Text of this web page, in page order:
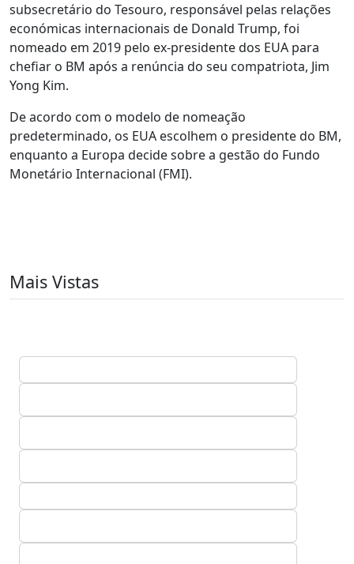
subsecretário do Tesouro, responsável pelas relações
económicas internacionais de Donald Trump, foi
nomeado em 2019 pelo ex-presidente dos EUA para
chefiar o BM após a renúncia do seu compatriota, Jim
Yong Kim.
De acordo com o modelo de nomeação
predeterminado, os EUA escolhem o presidente do BM,
enquanto a Europa decide sobre a gestão do Fundo
Monetário Internacional (FMI).
Mais Vistas